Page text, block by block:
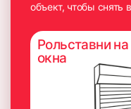
потолку (на
объект, чтобы снять
Рольставни на
окна